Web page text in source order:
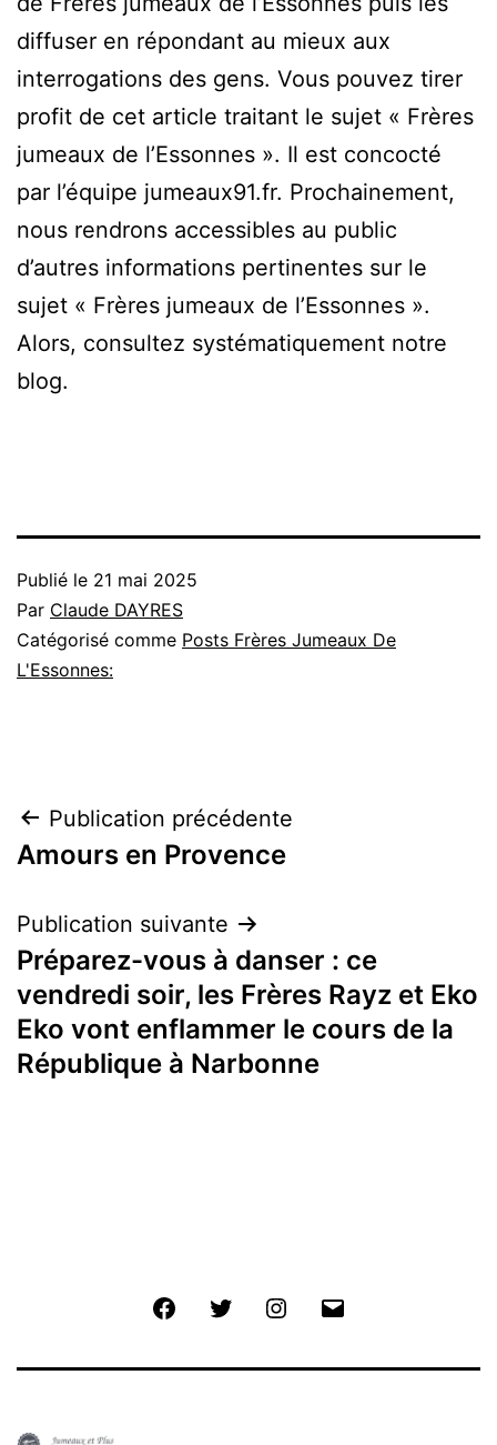
diffuser en répondant au mieux aux
interrogations des gens. Vous pouvez tirer
profit de cet article traitant le sujet « Frères
jumeaux de l’Essonnes ». Il est concocté
par l’équipe jumeaux91.fr. Prochainement,
nous rendrons accessibles au public
d’autres informations pertinentes sur le
sujet « Frères jumeaux de l’Essonnes ».
Alors, consultez systématiquement notre
blog.
Publié le 21 mai 2025
Par Claude DAYRES
Catégorisé comme Posts Frères Jumeaux De
L'Essonnes:
Navigation
de
l’article
Publication précédente
Amours en Provence
Publication suivante
Préparez-vous à danser : ce
vendredi soir, les Frères Rayz et Eko
Eko vont enflammer le cours de la
République à Narbonne
FacebookTwitter Instagram